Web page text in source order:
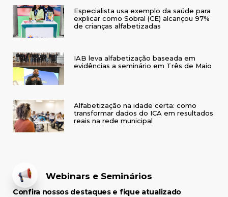
Especialista usa exemplo da saúde para
explicar como Sobral (CE) alcançou 97%
de crianças alfabetizadas
IAB leva alfabetização baseada em
evidências a seminário em Três de Maio
Alfabetização na idade certa: como
transformar dados do ICA em resultados
reais na rede municipal
Webinars e Seminários
Confira nossos destaques e fique atualizado